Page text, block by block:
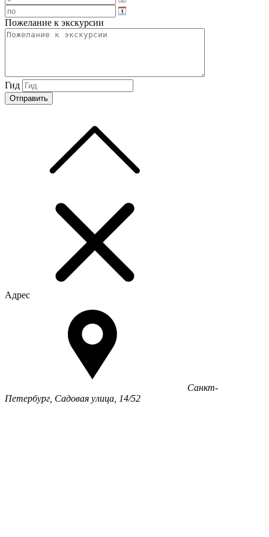
Пожелание к экскурсии
Гид
Адрес
Санкт-
Петербург, Садовая улица, 14/52